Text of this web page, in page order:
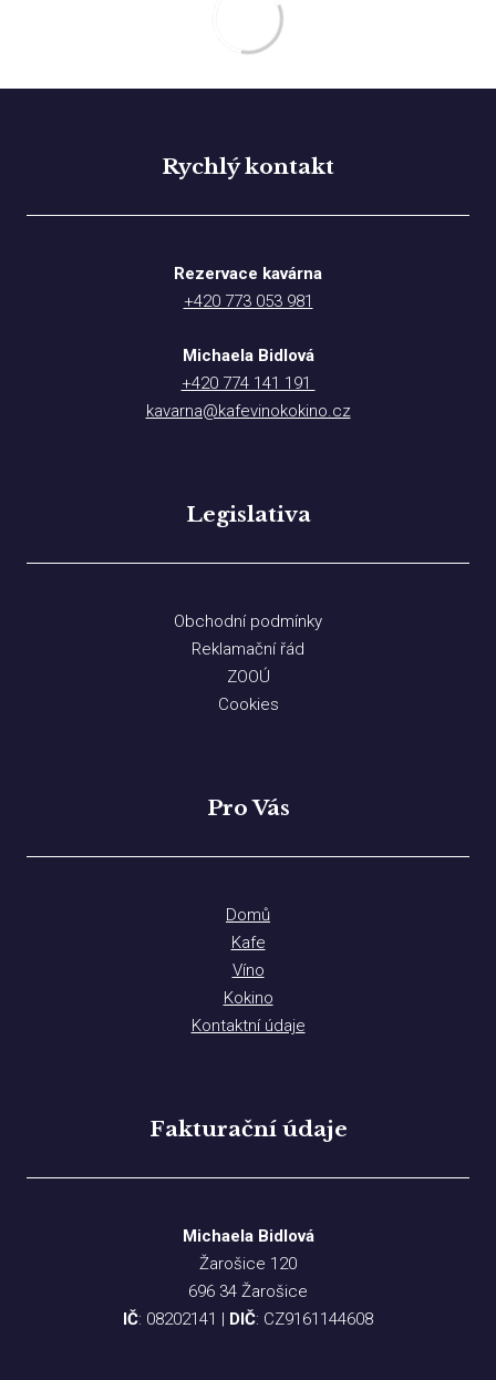
Rychlý kontakt
Rezervace kavárna
+420 773 053 981
Michaela Bidlová
+420 774 141 191
kavarna@kafevinokokino.cz
Legislativa
Obchodní podmínky
Reklamační řád
ZOOÚ
Cookies
Pro Vás
Domů
Kafe
Víno
Kokino
Kontaktní údaje
Fakturační údaje
Michaela Bidlová
Žarošice 120
696 34 Žarošice
IČ: 08202141 | DIČ: CZ9161144608